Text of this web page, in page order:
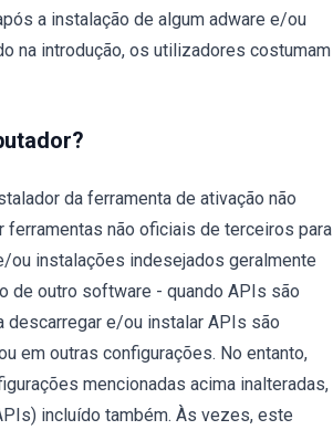
a instalação de algum adware e/ou
na introdução, os utilizadores costumam
da ferramenta de ativação não
ferramentas não oficiais de terceiros para
instalações indesejados geralmente
de outro software - quando APIs são
descarregar e/ou instalar APIs são
em outras configurações. No entanto,
mencionadas acima inalteradas,
incluído também. Às vezes, este